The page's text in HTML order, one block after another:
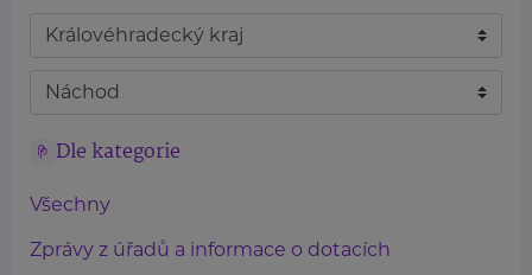
Dle kategorie
Všechny
Zprávy z úřadů a informace o dotacích